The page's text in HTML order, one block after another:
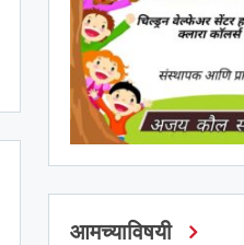
आमच्याविषयी